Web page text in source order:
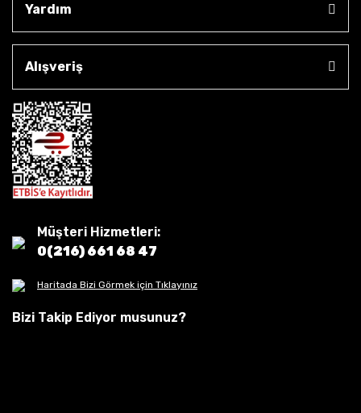
Yardım
Alışveriş
Müşteri Hizmetleri:
0(216) 661 68 47
Haritada Bizi Görmek için Tıklayınız
Bizi Takip Ediyor musunuz?